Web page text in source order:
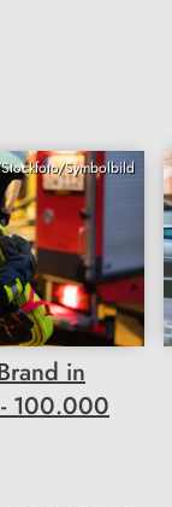
Symbolbild
in
100.000